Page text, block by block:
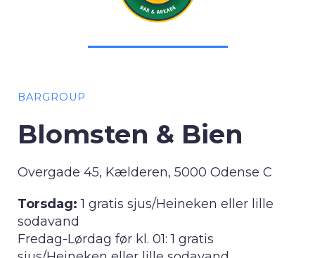
BARGROUP
Blomsten & Bien
Overgade 45, Kælderen, 5000 Odense C
Torsdag: 1 gratis sjus/Heineken eller lille
sodavand
Fredag-Lørdag før kl. 01: 1 gratis